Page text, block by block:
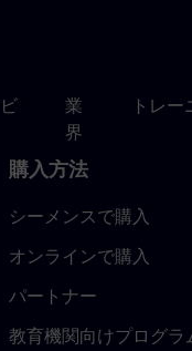
業
界
トレ
購入方法
シーメンスで購入
オンラインで購入
パートナー
教育機関向けプログラ